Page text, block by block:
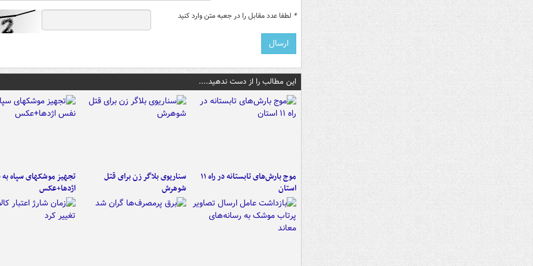
* لطفا عدد مقابل را در جعبه متن وارد کنید
این مطالب را از دست ندهید....
موج بارش‌های تابستانه در راه ۱۱
استان
سناریوی بلاگر زن برای قتل
شوهرش
تجهیز موشکهای سپاه
اژدها+عکس